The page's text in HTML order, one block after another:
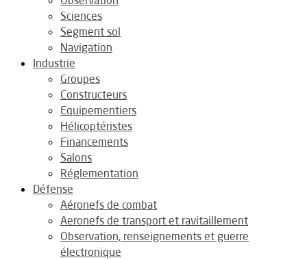
Sciences
Segment sol
Navigation
Industrie
Groupes
Constructeurs
Equipementiers
Hélicoptéristes
Financements
Salons
Réglementation
Défense
Aéronefs de combat
Aeronefs de transport et ravitaillement
Observation, renseignements et guerre
électronique